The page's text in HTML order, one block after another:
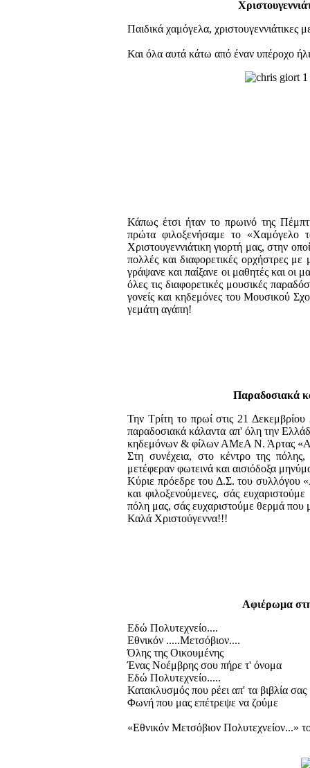
Παιδικά χαμόγελα, χριστουγεννιάτικες
Και όλα αυτά κάτω από έναν υπέροχο
Κάπως έτσι ήταν το πρωινό της
πρώτα φιλοξενήσαμε το «Χαμόγελο
Χριστουγεννιάτικη γιορτή μας, στην
πολλές και διαφορετικές ορχήστρες
γράψανε και παίξανε οι μαθητές και οι
όλες τις διαφορετικές μουσικές
γονείς και κηδεμόνες του Μουσικού
γεμάτη αγάπη!
Παραδοσιακά
Την Τρίτη το πρωί στις 21
παραδοσιακά κάλαντα απ' όλη την
κηδεμόνων & φίλων ΑΜεΑ Ν. Άρτας
Στη συνέχεια, στο κέντρο της
μετέφεραν φωτεινά και αισιόδοξα
Κύριε πρόεδρε του Δ.Σ. του συλλόγου
και φιλοξενούμενες, σάς
πόλη μας, σάς ευχαριστούμε θερμά που
Καλά Χριστούγεννα!!!
Αφιέρωμα
Εδώ Πολυτεχνείο....
Εθνικόν .....Μετσόβιον....
Όλης της Οικουμένης
Ένας Νοέμβρης σου πήρε τ' όνομα
Εδώ Πολυτεχνείο.....
Κατακλυσμός που ρέει απ' τα βιβλία σας
Φωνή που μας επέτρεψε να ζούμε
«Εθνικόν Μετσόβιον